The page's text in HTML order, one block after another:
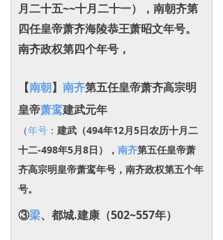
月二十五~~十月二十一），南朝齐第
四任皇帝萧齐海陵恭王萧昭文年号。
南齐政权第四个年号，
【南朝】 南齐第五任皇帝萧齐高宗明
皇帝萧鸾建武元年
（年号 ： 建武 （494年12月5日农历十月二
十二-498年5月8日）
， 南齐第五任皇帝萧
齐高宗明皇帝萧鸾年号， 南齐政权第五个年
号。
③梁、都城.建康（502~557年）